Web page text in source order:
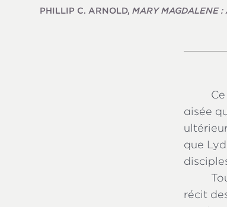
PHILLIP C. ARNOLD,MARY MAGDALENE :
aisée
que
récit